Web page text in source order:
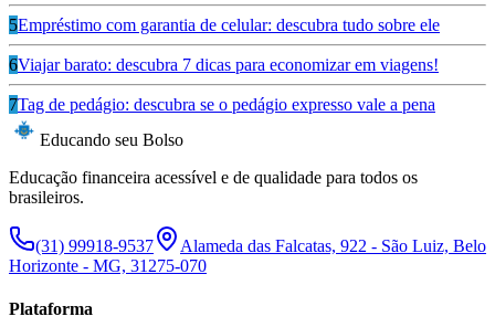
5Empréstimo com garantia de celular: descubra tudo sobre ele
6Viajar barato: descubra 7 dicas para economizar em viagens!
7Tag de pedágio: descubra se o pedágio expresso vale a pena
Educando seu Bolso
Educação financeira acessível e de qualidade para todos os
brasileiros.
(31) 99918-9537
Alameda das Falcatas, 922 - São Luiz, Belo
Horizonte - MG, 31275-070
Plataforma